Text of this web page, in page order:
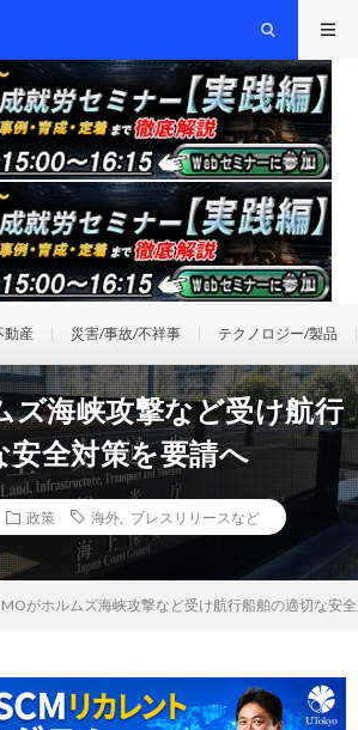
動産 災害/事故/不祥事 テクノロジー/製品
ズ海峡攻撃など受け航行
安全対策を要請へ
政策 海外 プレスリリースなど
IMOがホルムズ海峡攻撃など受け航行船舶の適切な安